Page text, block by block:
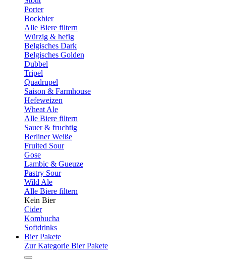
Porter
Bockbier
Alle Biere filtern
Würzig & hefig
Belgisches Dark
Belgisches Golden
Dubbel
Tripel
Quadrupel
Saison & Farmhouse
Hefeweizen
Wheat Ale
Alle Biere filtern
Sauer & fruchtig
Berliner Weiße
Fruited Sour
Gose
Lambic & Gueuze
Pastry Sour
Wild Ale
Alle Biere filtern
Kein Bier
Cider
Kombucha
Softdrinks
Bier Pakete
Zur Kategorie Bier Pakete